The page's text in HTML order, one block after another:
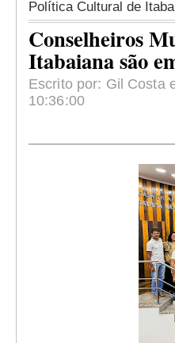
Política Cultural de
Conselheiros
Itabaiana são
Escrito por: Gil Costa
10:36:00